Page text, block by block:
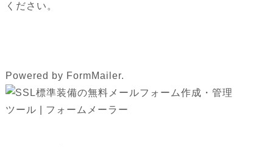
ください。
Powered by FormMailer.